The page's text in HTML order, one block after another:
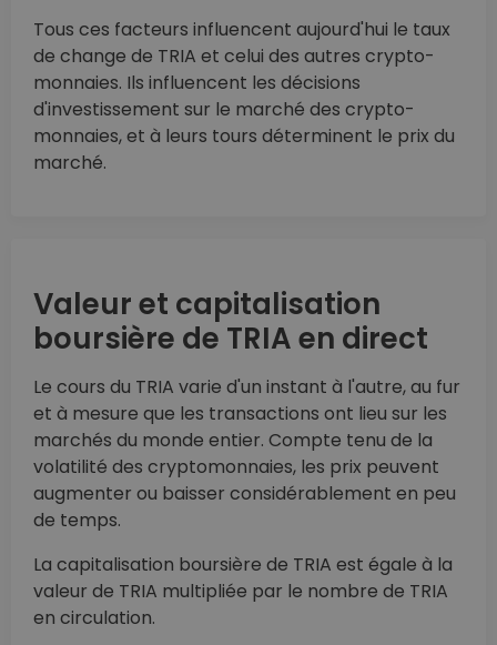
Tous ces facteurs influencent aujourd'hui le taux
de change de TRIA et celui des autres crypto-
monnaies. Ils influencent les décisions
d'investissement sur le marché des crypto-
monnaies, et à leurs tours déterminent le prix du
marché.
Valeur et capitalisation
boursière de TRIA en direct
Le cours du TRIA varie d'un instant à l'autre, au fur
et à mesure que les transactions ont lieu sur les
marchés du monde entier. Compte tenu de la
volatilité des cryptomonnaies, les prix peuvent
augmenter ou baisser considérablement en peu
de temps.
La capitalisation boursière de TRIA est égale à la
valeur de TRIA multipliée par le nombre de TRIA
en circulation.